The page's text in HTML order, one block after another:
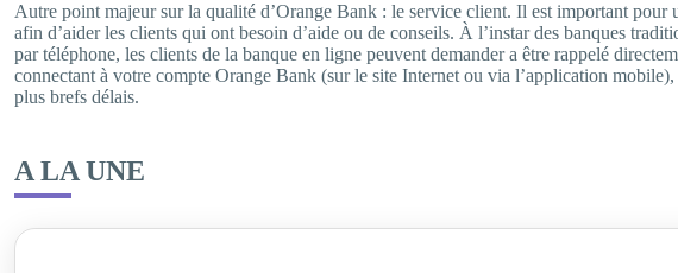
Autre point majeur sur la qualité d’Orange Bank : le service client. Il est important
afin d’aider les clients qui ont besoin d’aide ou de conseils. À l’instar des banques
par téléphone, les clients de la banque en ligne peuvent demander a être rappelé
connectant à votre compte Orange Bank (sur le site Internet ou via l’application
plus brefs délais.
A LA UNE